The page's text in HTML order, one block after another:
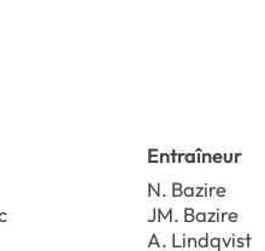
Entraîneur
N. Bazire
JM. Bazire
A. Lindqvist